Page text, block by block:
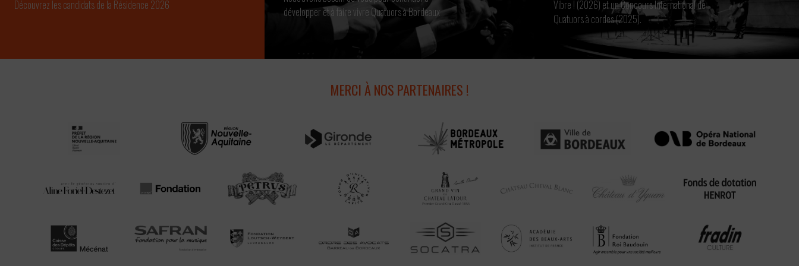
Découvrez les candidats de la Résidence 2026
développer et à faire vivre Quatuors à Bordeaux
Vibre ! (2026) et un Concours International de
Quatuors à cordes (2025).
MERCI À NOS PARTENAIRES !